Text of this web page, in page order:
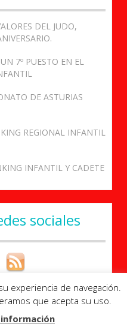
DEL JUDO,
7º PUESTO EN EL
DE ASTURIAS
REGIONAL INFANTIL
INFANTIL Y CADETE
sociales
experiencia de navegación.
que acepta su uso.
información